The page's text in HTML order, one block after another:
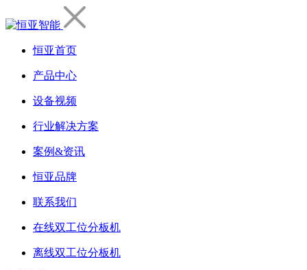
恒亚首页
产品中心
设备视频
行业解决方案
案例&资讯
恒亚品牌
联系我们
在线双工位分板机
离线双工位分板机